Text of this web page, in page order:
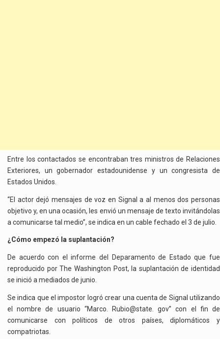
Entre los contactados se encontraban tres ministros de Relaciones
Exteriores, un gobernador estadounidense y un congresista de
Estados Unidos.
“El actor dejó mensajes de voz en Signal a al menos dos personas
objetivo y, en una ocasión, les envió un mensaje de texto invitándolas
a comunicarse tal medio”, se indica en un cable fechado el 3 de julio.
¿Cómo empezó la suplantación?
De acuerdo con el informe del Deparamento de Estado que fue
reproducido por The Washington Post, la suplantación de identidad
se inició a mediados de junio.
Se indica que el impostor logró crear una cuenta de Signal utilizando
el nombre de usuario “Marco. Rubio@state. gov” con el fin de
comunicarse con políticos de otros países, diplomáticos y
compatriotas.